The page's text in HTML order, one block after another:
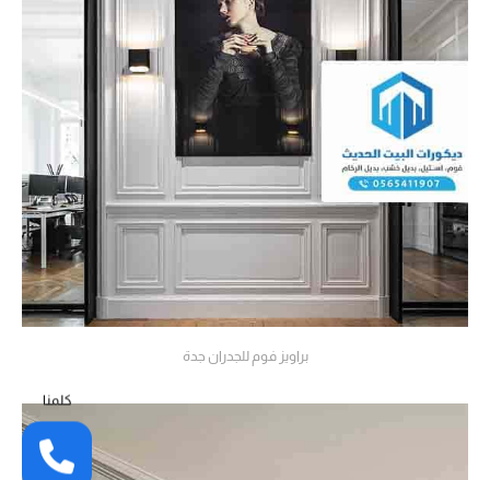
براويز فوم للجدران جدة
كلمنا